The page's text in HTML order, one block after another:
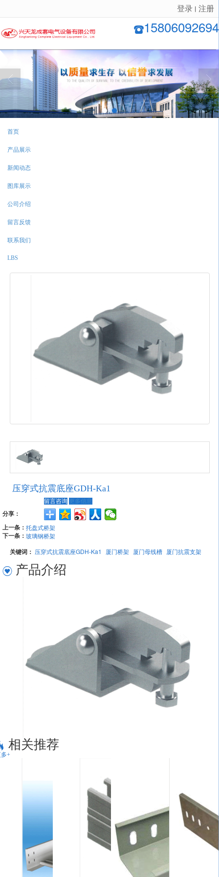
很遗憾，因您的浏览器版本过低导致无法获得最佳浏览体验，推荐下载安装谷歌浏览器！
登录 丨 注册
15806092694
首页
产品展示
新闻动态
图库展示
公司介绍
留言反馈
联系我们
LBS
压穿式抗震底座GDH-Ka1
留言咨询 更多信息
分享：
上一条： 托盘式桥架
下一条： 玻璃钢桥架
关键词： 压穿式抗震底座GDH-Ka1 厦门桥架 厦门母线槽 厦门抗震支架
产品介绍
相关推荐
+